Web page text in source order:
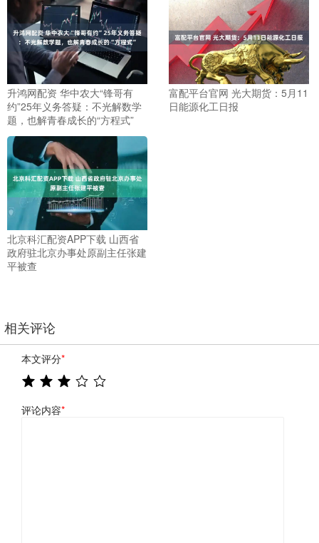
升鸿网配资 华中农大“锋哥有
约”25年义务答疑：不光解数学
题，也解青春成长的“方程式”
富配平台官网 光大期货：5月11
日能源化工日报
北京科汇配资APP下载 山西省
政府驻北京办事处原副主任张建
平被查
相关评论
本文评分*
评论内容*